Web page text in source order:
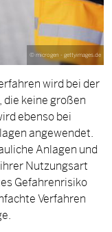
©microgen - gettyimages.de
wird bei der
die keine großen
ebenso bei
angewendet.
Anlagen und
Nutzungsart
Gefahrenrisiko
Verfahren